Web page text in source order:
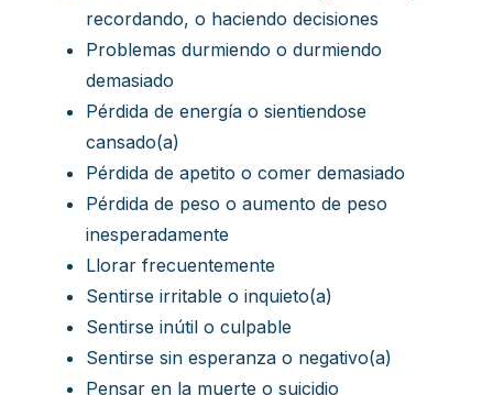
recordando, o haciendo decisiones
Problemas durmiendo o durmiendo
demasiado
Pérdida de energía o sientiendose
cansado(a)
Pérdida de apetito o comer demasiado
Pérdida de peso o aumento de peso
inesperadamente
Llorar frecuentemente
Sentirse irritable o inquieto(a)
Sentirse inútil o culpable
Sentirse sin esperanza o negativo(a)
Pensar en la muerte o suicidio